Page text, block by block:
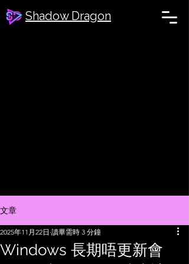
Shadow Dragon
文章
Windows 長期唔更新會
2025年11月22日 讀畢需時 3 分鐘